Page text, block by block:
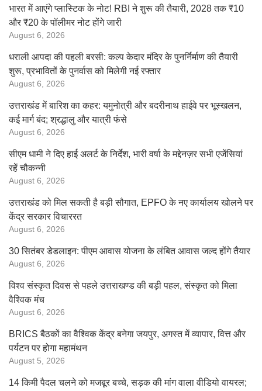
भारत में आएंगे प्लास्टिक के नोट! RBI ने शुरू की तैयारी, 2028 तक ₹10
और ₹20 के पॉलीमर नोट होंगे जारी
August 6, 2026
धराली आपदा की पहली बरसी: कल्प केदार मंदिर के पुनर्निर्माण की तैयारी
शुरू, प्रभावितों के पुनर्वास को मिलेगी नई रफ्तार
August 6, 2026
उत्तराखंड में बारिश का कहर: यमुनोत्री और बदरीनाथ हाईवे पर भूस्खलन,
कई मार्ग बंद; श्रद्धालु और यात्री फंसे
August 6, 2026
सीएम धामी ने दिए हाई अलर्ट के निर्देश, भारी वर्षा के मद्देनज़र सभी एजेंसियां
रहें चौकन्नी
August 6, 2026
उत्तराखंड को मिल सकती है बड़ी सौगात, EPFO के नए कार्यालय खोलने पर
केंद्र सरकार विचाररत
August 6, 2026
30 सितंबर डेडलाइन: पीएम आवास योजना के लंबित आवास जल्द होंगे तैयार
August 6, 2026
विश्व संस्कृत दिवस से पहले उत्तराखण्ड की बड़ी पहल, संस्कृत को मिला
वैश्विक मंच
August 6, 2026
BRICS बैठकों का वैश्विक केंद्र बनेगा जयपुर, अगस्त में व्यापार, वित्त और
पर्यटन पर होगा महामंथन
August 5, 2026
14 किमी पैदल चलने को मजबूर बच्चे, सड़क की मांग वाला वीडियो वायरल;